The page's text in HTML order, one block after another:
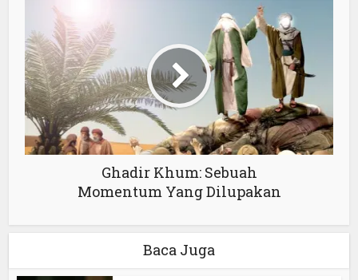
Ghadir Khum: Sebuah
Momentum Yang Dilupakan
Baca Juga